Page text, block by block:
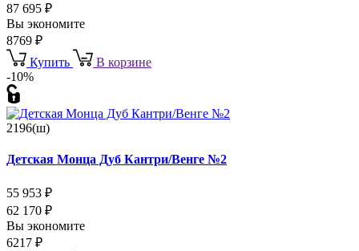
87 695 ₽
Вы экономите
8769 ₽
Купить
В корзине
-10%
2196(ш)
Детская Монца Дуб Кантри/Венге №2
55 953 ₽
62 170 ₽
Вы экономите
6217 ₽